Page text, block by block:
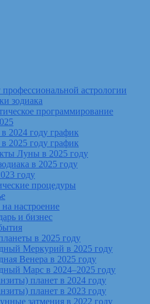
профессиональной астрологии
зодиака
программирование
2024 году график
2025 году график
Луны в 2025 году
в 2025 году
году
процедуры
настроение
и бизнес
в 2025 году
Меркурий в 2025 году
Венера в 2025 году
Марс в 2024–2025 году
планет в 2024 году
планет в 2023 году
затмения в 2022 году